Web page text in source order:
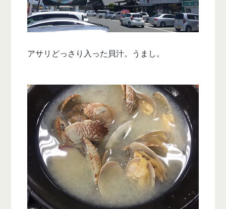
アサリどっさり入った貝汁。うまし。